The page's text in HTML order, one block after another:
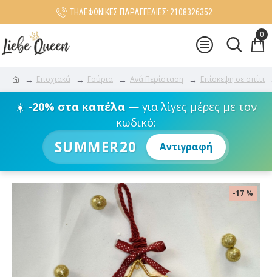
ΤΗΛΕΦΩΝΙΚΕΣ ΠΑΡΑΓΓΕΛΙΕΣ: 2108326352
0
Εποχιακά Γούρια Ανά Περίσταση Επίσκεψη σε σπίτι
☀️ -20% στα καπέλα— για λίγες μέρες με τον
κωδικό:
SUMMER20 Αντιγραφή
-17 %